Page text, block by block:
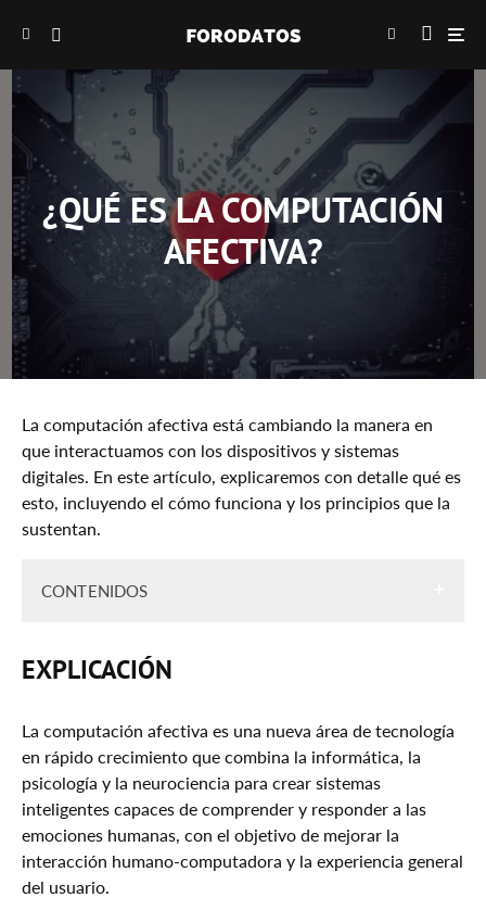
¿QUÉ ES LA COMPUTACIÓN
AFECTIVA?
La computación afectiva está cambiando la manera en
que interactuamos con los dispositivos y sistemas
digitales. En este artículo, explicaremos con detalle qué es
esto, incluyendo el cómo funciona y los principios que la
sustentan.
CONTENIDOS
Utilidad
Principios De La Computación Afectiva
Aspectos A Tener En Cuenta
Impacto Del Machine Learning
El Futuro Que Tiene
Conclusión
EXPLICACIÓN
La computación afectiva es una nueva área de tecnología
en rápido crecimiento que combina la informática, la
psicología y la neurociencia para crear sistemas
inteligentes capaces de comprender y responder a las
emociones humanas, con el objetivo de mejorar la
interacción humano-computadora y la experiencia general
del usuario.